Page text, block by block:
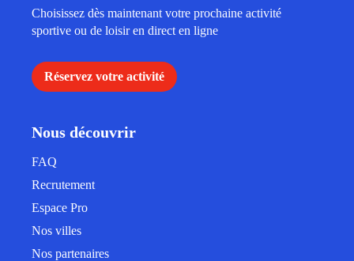
Choisissez dès maintenant votre prochaine activité
sportive ou de loisir en direct en ligne
Réservez votre activité
Nous découvrir
FAQ
Recrutement
Espace Pro
Nos villes
Nos partenaires